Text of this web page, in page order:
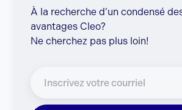
À la recherche d’un condensé
avantages Cleo?
Ne cherchez pas plus loin!